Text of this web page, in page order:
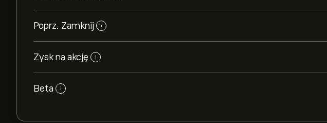
Poprz. Zamknij i
Zysk na akcję i
Beta i